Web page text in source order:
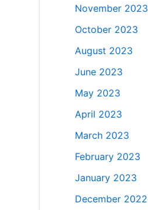
November 2023
October 2023
August 2023
June 2023
May 2023
April 2023
March 2023
February 2023
January 2023
December 2022